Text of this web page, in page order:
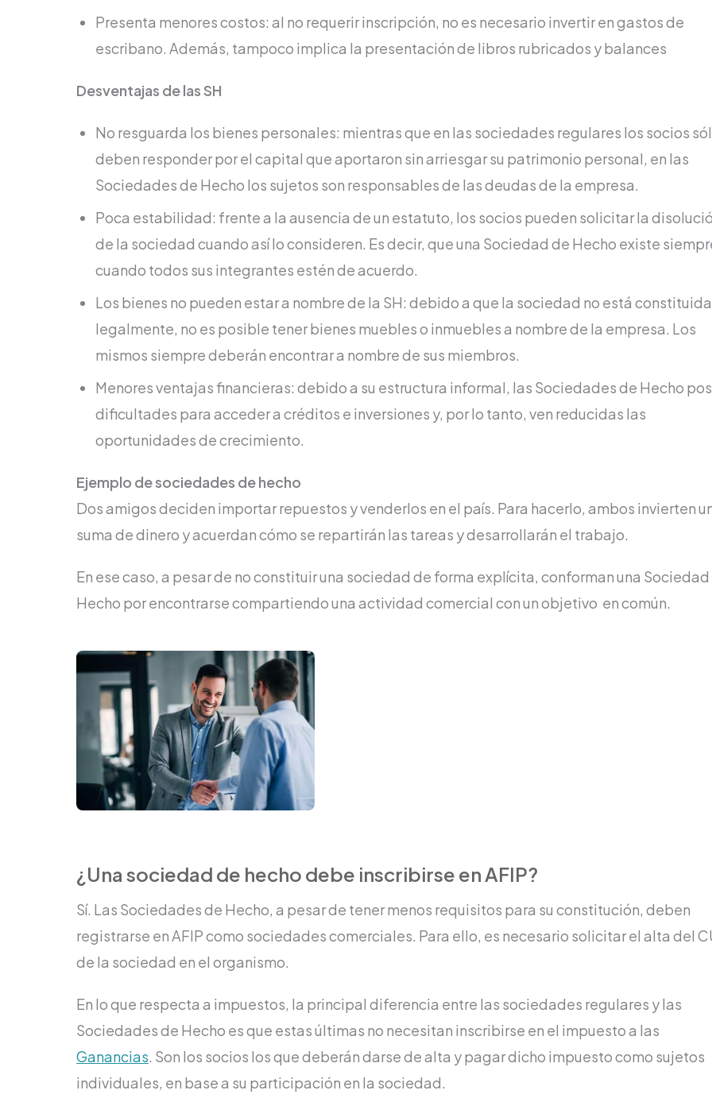
Presenta menores costos: al no requerir inscripción, no es necesario invertir en gastos de
escribano. Además, tampoco implica la presentación de libros rubricados y balances
Desventajas de las SH
No resguarda los bienes personales: mientras que en las sociedades regulares los socios
deben responder por el capital que aportaron sin arriesgar su patrimonio personal, en las
Sociedades de Hecho los sujetos son responsables de las deudas de la empresa.
Poca estabilidad: frente a la ausencia de un estatuto, los socios pueden solicitar la
de la sociedad cuando así lo consideren. Es decir, que una Sociedad de Hecho existe
cuando todos sus integrantes estén de acuerdo.
Los bienes no pueden estar a nombre de la SH: debido a que la sociedad no está constituida
legalmente, no es posible tener bienes muebles o inmuebles a nombre de la empresa. Los
mismos siempre deberán encontrar a nombre de sus miembros.
Menores ventajas financieras: debido a su estructura informal, las Sociedades de Hecho
dificultades para acceder a créditos e inversiones y, por lo tanto, ven reducidas las
oportunidades de crecimiento.
Ejemplo de sociedades de hecho
Dos amigos deciden importar repuestos y venderlos en el país. Para hacerlo, ambos invierten
suma de dinero y acuerdan cómo se repartirán las tareas y desarrollarán el trabajo.
En ese caso, a pesar de no constituir una sociedad de forma explícita, conforman una
Hecho por encontrarse compartiendo una actividad comercial con un objetivo en común.
¿Una sociedad de hecho debe inscribirse en AFIP?
Sí. Las Sociedades de Hecho, a pesar de tener menos requisitos para su constitución, deben
registrarse en AFIP como sociedades comerciales. Para ello, es necesario solicitar el alta del
de la sociedad en el organismo.
En lo que respecta a impuestos, la principal diferencia entre las sociedades regulares y las
Sociedades de Hecho es que estas últimas no necesitan inscribirse en el impuesto a las
Ganancias . Son los socios los que deberán darse de alta y pagar dicho impuesto como sujetos
individuales, en base a su participación en la sociedad.